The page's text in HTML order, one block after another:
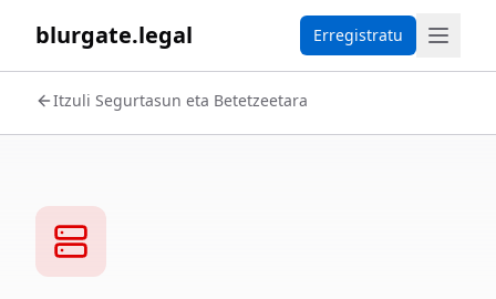
blurgate.legal Erregistratu
Itzuli Segurtasun eta Betetzeetara